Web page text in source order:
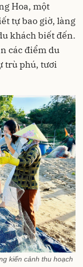
Hoa, một
tự bao giờ, làng
khách biết đến.
các điểm du
trù phú, tươi
kiến cảnh thu hoạch